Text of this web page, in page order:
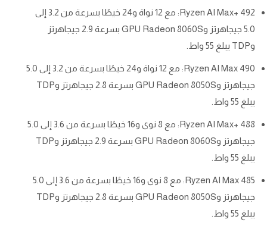
Ryzen AI Max+ 492: مع 12 نواة و24 خيطًا بسرعة من 3.2 إلى
5.0 جيجاهرتز وGPU Radeon 8060S بسرعة 2.9 جيجاهرتز
وTDP يبلغ 55 واط.
Ryzen AI Max 490: مع 12 نواة و24 خيطًا بسرعة من 3.2 إلى 5.0
جيجاهرتز وGPU Radeon 8050S بسرعة 2.8 جيجاهرتز وTDP
يبلغ 55 واط.
Ryzen AI Max+ 488: مع 8 نوى و16 خيطًا بسرعة من 3.6 إلى 5.0
جيجاهرتز وGPU Radeon 8060S بسرعة 2.9 جيجاهرتز وTDP
يبلغ 55 واط.
Ryzen AI Max 485: مع 8 نوى و16 خيطًا بسرعة من 3.6 إلى 5.0
جيجاهرتز وGPU Radeon 8050S بسرعة 2.8 جيجاهرتز وTDP
يبلغ 55 واط.